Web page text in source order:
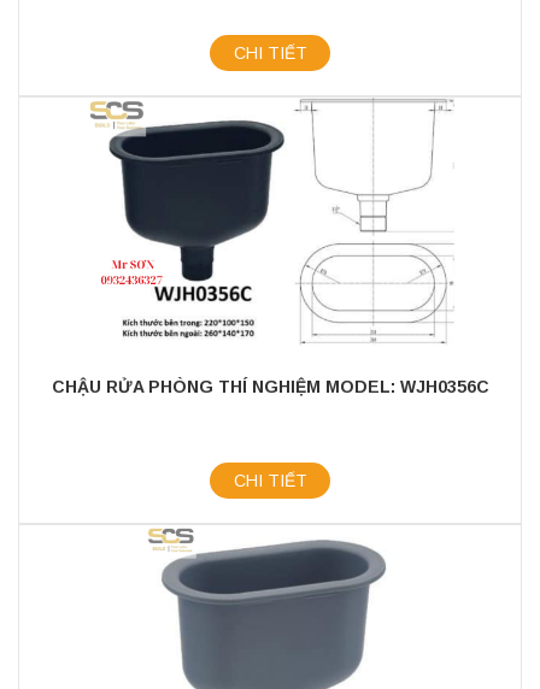
CHI TIẾT
CHẬU RỬA PHÒNG THÍ NGHIỆM MODEL: WJH0356C
CHI TIẾT